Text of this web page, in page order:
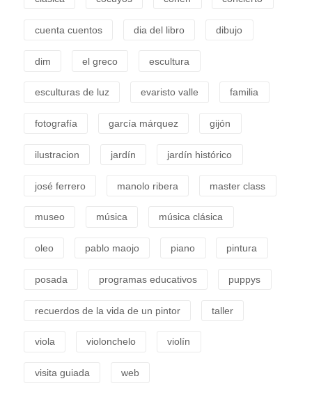
cuenta cuentos dia del libro dibujo
dim el greco escultura
esculturas de luz evaristo valle familia
fotografía garcía márquez gijón
ilustracion jardín jardín histórico
josé ferrero manolo ribera master class
museo música música clásica
oleo pablo maojo piano pintura
posada programas educativos puppys
recuerdos de la vida de un pintor taller
viola violonchelo violín
visita guiada web